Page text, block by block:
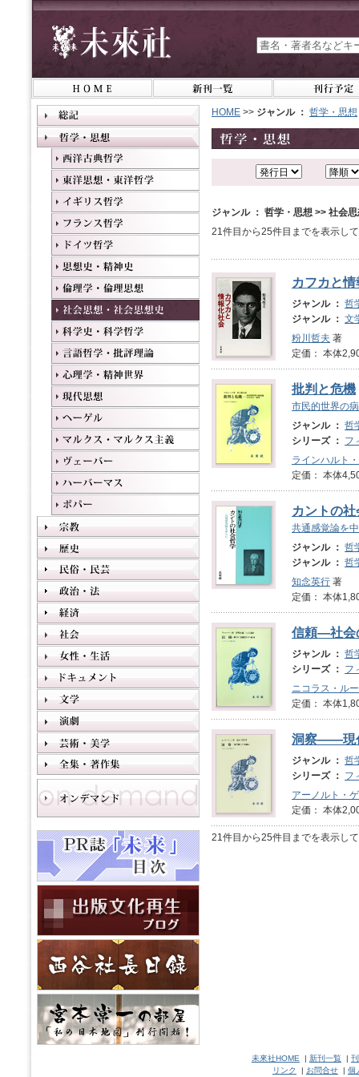
HOME >> ジャンル ： 哲学・思想
ジャンル ： 哲学・思想 >> 社会
21件目から25件目までを表示し
カフカと
ジャンル ： 哲
ジャンル ： 文
粉川哲夫 著
定価： 本体
批判と危機
市民的世界の
ジャンル ： 哲
シリーズ ： フ
ラインハルト
定価： 本体
カントの
共通感覚論を
ジャンル ： 哲
ジャンル ： 哲
知念英行 著
定価： 本体
信頼―社会
ジャンル ： 哲
シリーズ ： フ
ニコラス・ル
定価： 本体
洞察――現
ジャンル ： 哲
シリーズ ： フ
アーノルト・
定価： 本体
21件目から25件目までを表示し
未來社HOME | 新刊一覧 |
リンク
| お問合せ | 個